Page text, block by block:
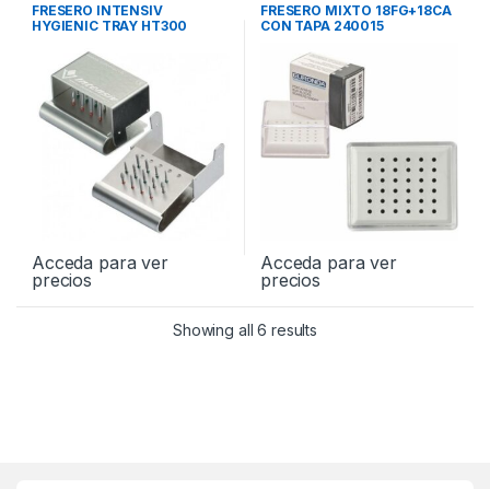
FRESERO INTENSIV
HYGIENIC TRAY HT300
Acceda para ver
precios
FRESERO MIXTO 18FG+18CA
CON TAPA 240015
Acceda para ver
precios
Showing all 6 results